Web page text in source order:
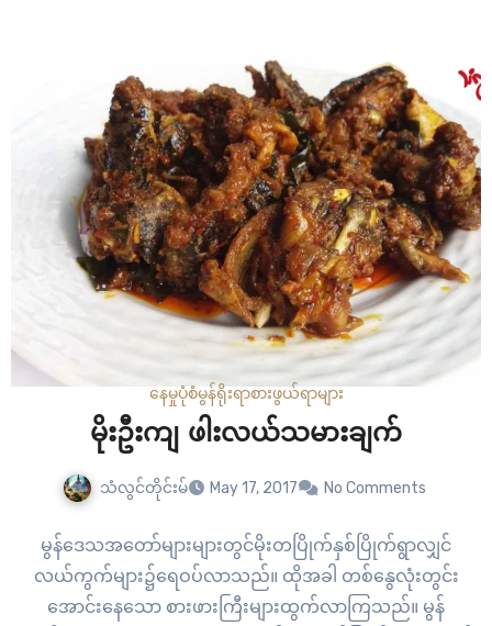
နောက်ထပ်မျိုးဆက်တွေကို လက်ဆင့်ကမ်းတော့မှာမဟုတ်ဘူးလို့
လက်ရှိလုပ်ကိုင်နေတဲ့သူတွေက ပြောပါတယ်။ ဘာပဲဖြစ်ဖြစ် မော်
လမြိုင်က ကျားတံတားဘိန်းမုန့်ကို မြည်းစမ်းဖို့ သတင်းပါးပါရ
စေ။ ရိုက်ကူး – နောင်ခန့်
နေမှုပုံစံမွန်ရိုးရာစားဖွယ်ရာများ
မိုးဦးကျ ဖါးလယ်သမားချက်
သံလွင်တိုင်းမ် May 17, 2017 No Comments
မွန်ဒေသအတော်များများတွင်မိုးတပြိုက်နှစ်ပြိုက်ရွာလျှင်
လယ်ကွက်များ၌ရေဝပ်လာသည်။ ထိုအခါ တစ်နွေလုံးတွင်း
အောင်းနေသော စားဖားကြီးများထွက်လာကြသည်။ မွန်